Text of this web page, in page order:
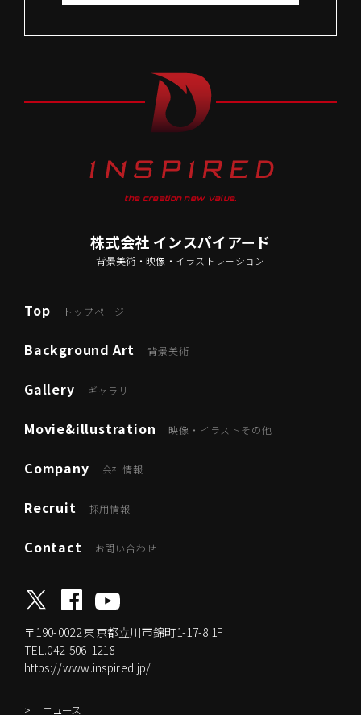
the creation new value.
株式会社 インスパイアード
背景美術・映像・イラストレーション
Top トップページ
Background Art 背景美術
Gallery ギャラリー
Movie&illustration 映像・イラストその他
Company 会社情報
Recruit 採用情報
Contact お問い合わせ
〒190-0022東京都立川市錦町1-17-8 1F
TEL.042-506-1218
https://www.inspired.jp/
ニュース